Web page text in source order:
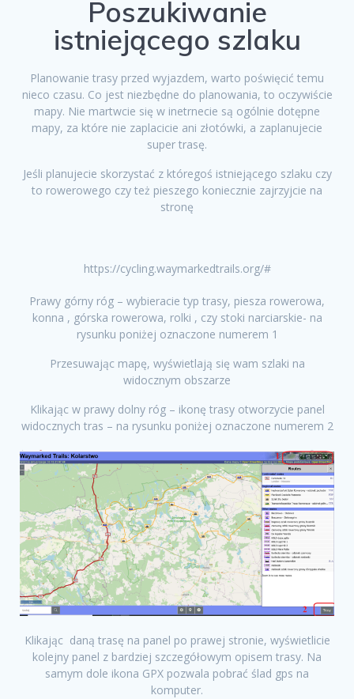
Poszukiwanie
istniejącego szlaku
Planowanie trasy przed wyjazdem, warto poświęcić temu
nieco czasu. Co jest niezbędne do planowania, to oczywiście
mapy. Nie martwcie się w inetrnecie są ogólnie dotępne
mapy, za które nie zaplacicie ani złotówki, a zaplanujecie
super trasę.
Jeśli planujecie skorzystać z któregoś istniejącego szlaku czy
to rowerowego czy też pieszego koniecznie zajrzyjcie na
stronę
https://cycling.waymarkedtrails.org/#
Prawy górny róg – wybieracie typ trasy, piesza rowerowa,
konna , górska rowerowa, rolki , czy stoki narciarskie- na
rysunku poniżej oznaczone numerem 1
Przesuwając mapę, wyświetlają się wam szlaki na
widocznym obszarze
Klikając w prawy dolny róg – ikonę trasy otworzycie panel
widocznych tras – na rysunku poniżej oznaczone numerem 2
Klikając daną trasę na panel po prawej stronie, wyświetlicie
kolejny panel z bardziej szczegółowym opisem trasy. Na
samym dole ikona GPX pozwala pobrać ślad gps na
komputer.